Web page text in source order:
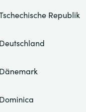
Republik
Deutschland
Dänemark
Dominica